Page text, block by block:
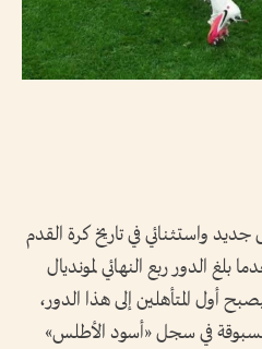
واستثنائي في تاريخ كرة القدم
بلغ الدور ربع النهائي لمونديال
ليصبح أول المتأهلين إلى هذا الدور،
في سجل «أسود الأطلس»